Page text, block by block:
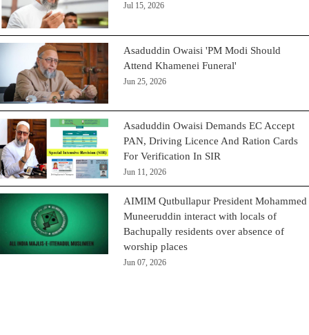
Jul 15, 2026
Asaduddin Owaisi 'PM Modi Should
Attend Khamenei Funeral'
Jun 25, 2026
Asaduddin Owaisi Demands EC Accept
PAN, Driving Licence And Ration Cards
For Verification In SIR
Jun 11, 2026
AIMIM Qutbullapur President Mohammed
Muneeruddin interact with locals of
Bachupally residents over absence of
worship places
Jun 07, 2026